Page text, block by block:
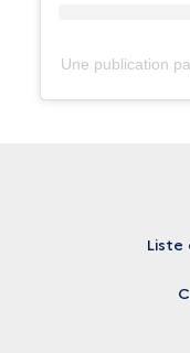
Liste